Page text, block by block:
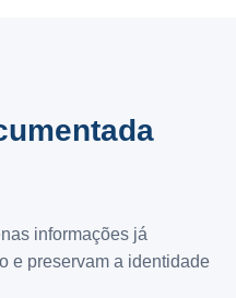
informações já
e preservam a identidade